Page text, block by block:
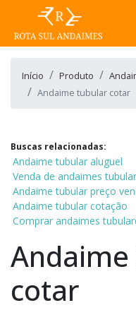
Início Produto
Andaime tubular cotar
Buscas relacionadas:
Andaime tubular aluguel
Venda de andaimes
Andaime tubular preço
Andaime tubular cotação
Comprar andaimes
cotar